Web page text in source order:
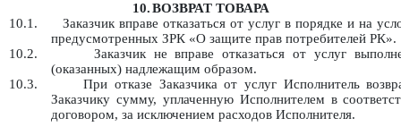
10.ВОЗВРАТ ТОВАРА
10.1.
Заказчик вправе отказаться от услуг в порядке и на
предусмотренных ЗРК «О защите прав потребителей РК».
10.2.
Заказчик не вправе отказаться от услуг
(оказанных) надлежащим образом.
10.3.
При отказе Заказчика от услуг Исполнитель
Заказчику сумму, уплаченную Исполнителем в
договором, за исключением расходов Исполнителя.